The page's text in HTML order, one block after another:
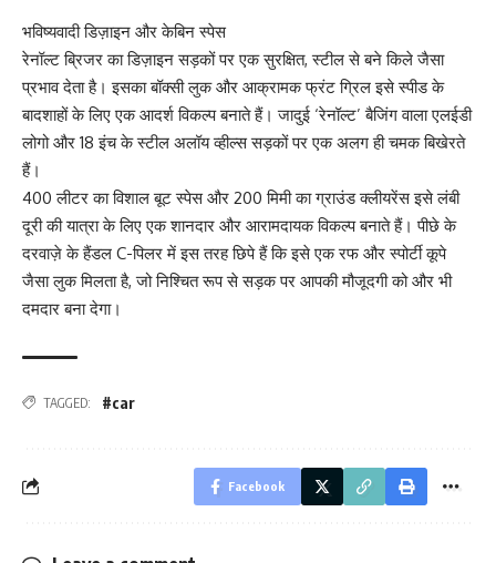
भविष्यवादी डिज़ाइन और केबिन स्पेस
रेनॉल्ट ब्रिजर का डिज़ाइन सड़कों पर एक सुरक्षित, स्टील से बने किले जैसा
प्रभाव देता है। इसका बॉक्सी लुक और आक्रामक फ्रंट ग्रिल इसे स्पीड के
बादशाहों के लिए एक आदर्श विकल्प बनाते हैं। जादुई ‘रेनॉल्ट’ बैजिंग वाला एलईडी
लोगो और 18 इंच के स्टील अलॉय व्हील्स सड़कों पर एक अलग ही चमक बिखेरते
हैं।
400 लीटर का विशाल बूट स्पेस और 200 मिमी का ग्राउंड क्लीयरेंस इसे लंबी
दूरी की यात्रा के लिए एक शानदार और आरामदायक विकल्प बनाते हैं। पीछे के
दरवाज़े के हैंडल C-पिलर में इस तरह छिपे हैं कि इसे एक रफ और स्पोर्टी कूपे
जैसा लुक मिलता है, जो निश्चित रूप से सड़क पर आपकी मौजूदगी को और भी
दमदार बना देगा।
TAGGED: #car
Facebook